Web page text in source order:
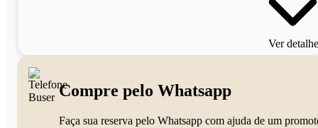
Ver
Compre pelo Whatsapp
Faça sua reserva pelo Whatsapp com ajuda de um